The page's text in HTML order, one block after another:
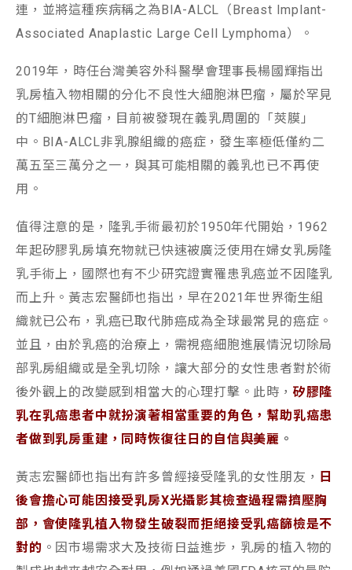
連，並將這種疾病稱之為BIA-ALCL（Breast Implant-
Associated Anaplastic Large Cell Lymphoma）。
2019年，時任台灣美容外科醫學會理事長楊國輝指出
乳房植入物相關的分化不良性大細胞淋巴瘤，屬於罕見
的T細胞淋巴瘤，目前被發現在義乳周圍的「莢膜」
中。BIA-ALCL非乳腺組織的癌症，發生率極低僅約二
萬五至三萬分之一，與其可能相關的義乳也已不再使
用。
值得注意的是，隆乳手術最初於1950年代開始，1962
年起矽膠乳房填充物就已快速被廣泛使用在婦女乳房隆
乳手術上，國際也有不少研究證實罹患乳癌並不因隆乳
而上升。黃志宏醫師也指出，早在2021年世界衛生組
織就已公布，乳癌已取代肺癌成為全球最常見的癌症。
並且，由於乳癌的治療上，需視癌細胞進展情況切除局
部乳房組織或是全乳切除，讓大部分的女性患者對於術
後外觀上的改變感到相當大的心理打擊。此時， 矽膠隆
乳在乳癌患者中就扮演著相當重要的角色，幫助乳癌患
者做到乳房重建，同時恢復往日的自信與美麗 。
黃志宏醫師也指出有許多曾經接受隆乳的女性朋友， 日
後會擔心可能因接受乳房X光攝影其檢查過程需擠壓胸
部，會使隆乳植入物發生破裂而拒絕接受乳癌篩檢是不
對的 。因市場需求大及技術日益進步，乳房的植入物的